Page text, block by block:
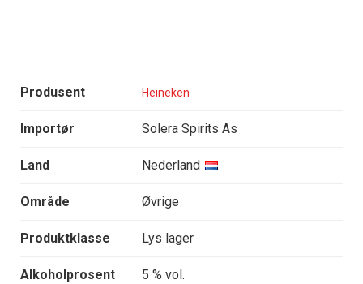
Produsent Heineken
Importør Solera Spirits As
Land Nederland
Område Øvrige
Produktklasse Lys lager
Alkoholprosent 5 % vol.